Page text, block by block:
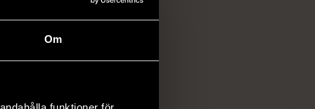
Om
elektronik i våra
föremål som
vanliga butiker.